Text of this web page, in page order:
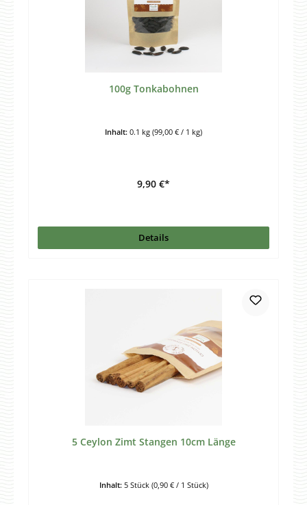
100g Tonkabohnen
Inhalt: 0.1 kg (99,00 € / 1 kg)
9,90 €*
Details
5 Ceylon Zimt Stangen 10cm Länge
Inhalt: 5 Stück (0,90 € / 1 Stück)